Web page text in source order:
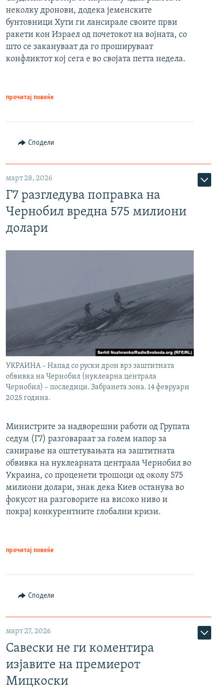
неколку дронови, додека јеменските
бунтовници Хути ги лансирале своите први
ракети кон Израел од почетокот на војната, со
што се закануваат да го прошируваат
конфликтот кој сега е во својата петта недела.
прочитај повеќе
Сподели
март 28, 2026
Г7 разгледува поправка на
Чернобил вредна 575 милиони
долари
УКРАИНА – Напад со руски дрон врз заштитната
обвивка на Чернобил (нуклеарна централа
Чернобил) – последици. Забранета зона. 14 февруари
2025 година.
Министрите за надворешни работи од Групата
седум (Г7) разговараат за голем напор за
санирање на оштетувањата на заштитната
обвивка на нуклеарната централа Чернобил во
Украина, со проценети трошоци од околу 575
милиони долари, знак дека Киев останува во
фокусот на разговорите на високо ниво и
покрај конкурентните глобални кризи.
прочитај повеќе
Сподели
март 27, 2026
Савески не ги коментира
изјавите на премиерот
Мицкоски